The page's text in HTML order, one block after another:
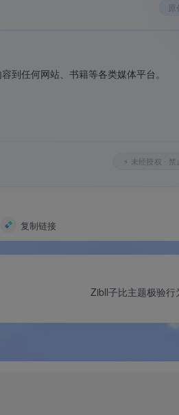
原
到任何网站、书籍等各类媒体平台。
⚡ 未经授权 · 禁
复制链接
Zibll子比主题极验行